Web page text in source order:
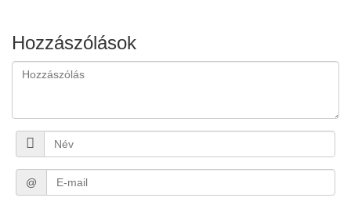
Hozzászólások
@